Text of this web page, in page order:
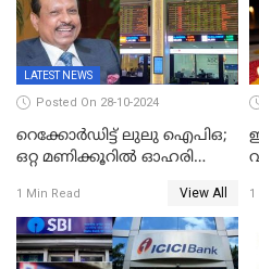
LATEST NEWS
Posted On 28-10-2024
റെക്കോർഡിട്ട് ലുലു ഐപിഒ;
ഒറ്റ മണിക്കൂറിൽ ഓഹരി
നിന്നും വാങ്ങാം, ഓഹരിക്ക്
വില 2.04 ദിർഹം വരെ
1 Min Read View All 1